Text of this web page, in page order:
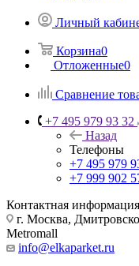
Личный
Корзина0
Отложенные0
Сравнение
+7 495 979 93 32
Назад
Телефоны
+7 495 979
+7 999 902
Контактная информация
г. Москва,
Metromall
info@elkaparket.ru